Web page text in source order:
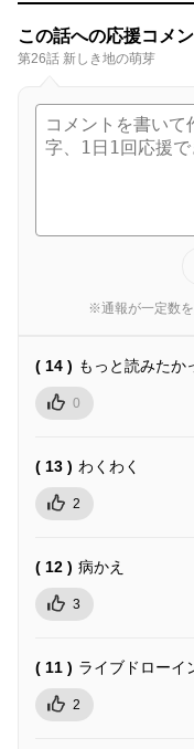
この話への応援コメ
第26話 新しき地の萌芽
※通報が一定数
( 14 ) もっと読みたか
0
( 13 ) わくわく
2
( 12 ) 病かえ
3
( 11 ) ライブドローイ
2